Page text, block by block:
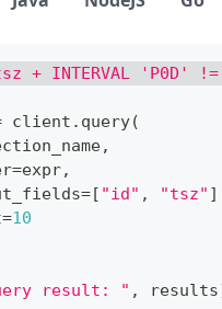
+ INTERVAL 'P0D'
client . query(
,
=expr,
=[ "id" , "tsz" ]
=10
result: " , results